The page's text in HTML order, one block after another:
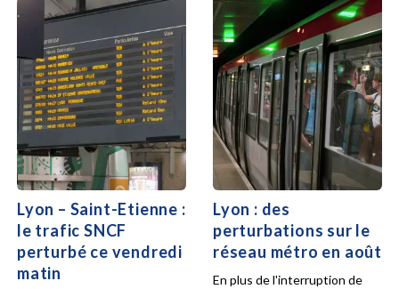
Lyon – Saint-Etienne :
le trafic SNCF
perturbé ce vendredi
matin
Lyon : des
perturbations sur le
réseau métro en août
En plus de l'interruption de